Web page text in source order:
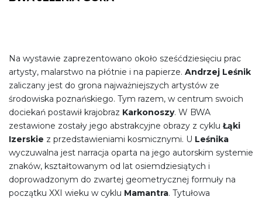
Na wystawie zaprezentowano około sześćdziesięciu prac
artysty, malarstwo na płótnie i na papierze. Andrzej Leśnik
zaliczany jest do grona najważniejszych artystów ze
środowiska poznańskiego. Tym razem, w centrum swoich
dociekań postawił krajobraz Karkonoszy. W BWA
zestawione zostały jego abstrakcyjne obrazy z cyklu Łąki
Izerskie z przedstawieniami kosmicznymi. U Leśnika
wyczuwalna jest narracja oparta na jego autorskim systemie
znaków, kształtowanym od lat osiemdziesiątych i
doprowadzonym do zwartej geometrycznej formuły na
początku XXI wieku w cyklu Mamantra. Tytułowa